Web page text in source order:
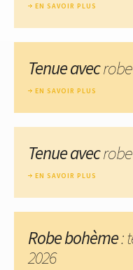
EN SAVOIR PLUS
Tenue avec
EN SAVOIR PLUS
Tenue avec
EN SAVOIR PLUS
Robe bohème:
2026